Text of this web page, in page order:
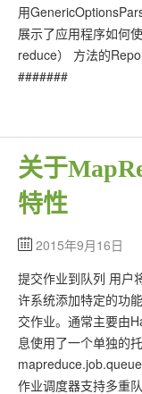
用
展示了应用程序如何
reduce） 方法的
#######
关于
特性
2015年9月16日
提交作业到队列 用户
许系统添加特定的功
交作业。通常主要由
息使用了一个单独的
作业调度器支持多重